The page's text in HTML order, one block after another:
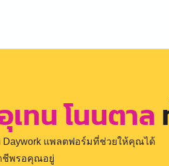
ทน โนนตาล
แพลตฟอร์มที่ช่วยให้คุณได้
าชีพรอคุณอยู่